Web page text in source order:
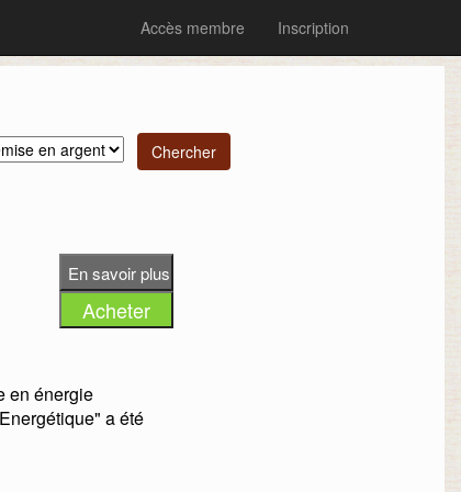
Accès membre Inscription
en énergie
a été